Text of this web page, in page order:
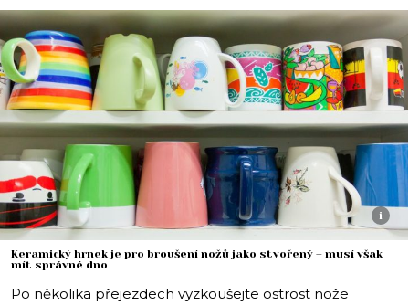
i
Keramický hrnek je pro broušení nožů jako stvořený – musí však
mít správné dno
Po několika přejezdech vyzkoušejte ostrost nože